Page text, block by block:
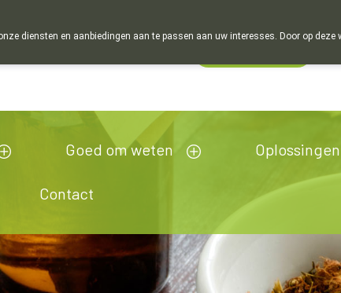
Goed om weten
Contact
diensten en aanbiedingen aan te passen aan uw interesses. Door op deze